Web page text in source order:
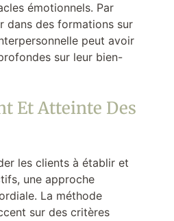
émotionnels. Par
dans des formations sur
peut avoir
sur leur bien-
Et Atteinte Des
les clients à établir et
une approche
La méthode
sur des critères